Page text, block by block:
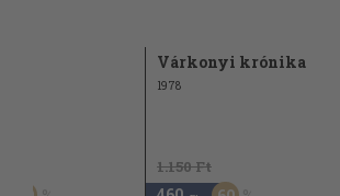
Várkonyi krónika
1978
1.150 Ft